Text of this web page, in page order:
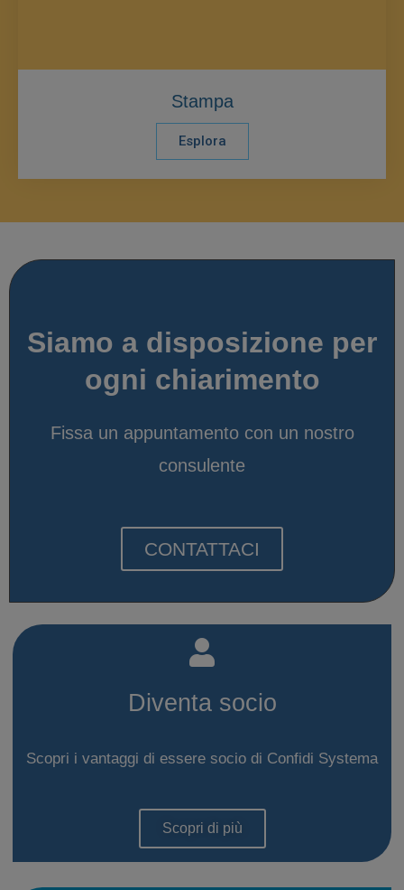
Stampa
Esplora
Siamo a disposizione per
ogni chiarimento
Fissa un appuntamento con un nostro
consulente
CONTATTACI
Diventa socio
Scopri i vantaggi di essere socio di Confidi Systema
Scopri di più